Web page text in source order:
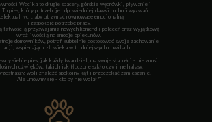
Wacika to długie spacery, górskie wędrówki, pływanie i
To pies, który potrzebuje odpowiedniej dawki ruchu i wyzwań
aby utrzymać równowagę emocjonalną
i zaspokoić potrzebę pracy.
łatwością przyswajania nowych komend i poleceń oraz wyjątkową
wrażliwością na emocje opiekunów.
domowników, potrafi subtelnie dostosować swoje zachowanie
wspierając człowieka w trudniejszych chwilach.
siebie pies, jak każdy twardziel, ma swoje słabości - nie znosi
dźwięków, takich jak tłuczone szkło czy inne hałasy.
woli znaleźć spokojny kąt i przeczekać zamieszanie.
Ale umówmy się - kto by nie wolał?"